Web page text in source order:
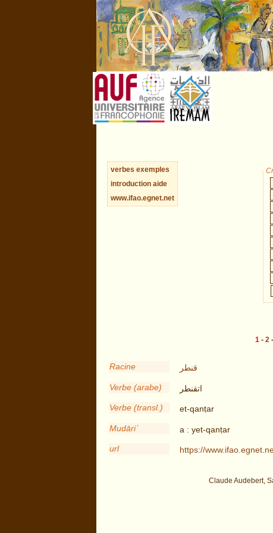
verbes exemples
introduction aide
www.ifao.egnet.net
1 - 2 -
Racine قنطر
Verbe (arabe) اتقنطر
Verbe (transl.) et-qanṭar
Mudāriʾ a : yet-qanṭar
url https://
Claude Audebert,